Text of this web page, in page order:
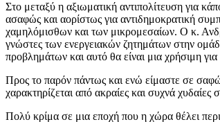
Στο μεταξύ η αξιωματική αντιπολίτευση για
ασαφώς και αορίστως για αντιδημοκρατική
χαμηλόμισθων και των μικρομεσαίων. Ο κ.
γνώστες των ενεργειακών ζητημάτων στην
προβλημάτων και αυτό θα είναι μια χρήσιμη για
Προς το παρόν πάντως και ενώ είμαστε σε
χαρακτηρίζεται από ακραίες και συχνά
Πολύ κρίμα σε μια εποχή που η χώρα θέλει